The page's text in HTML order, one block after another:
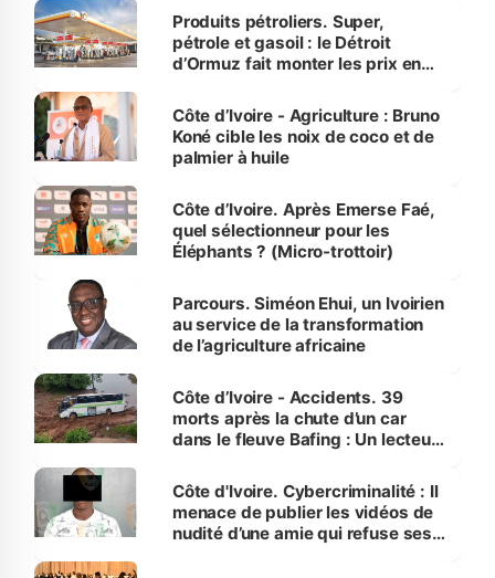
menacées
Produits pétroliers. Super,
pétrole et gasoil : le Détroit
d’Ormuz fait monter les prix en
Côte d’Ivoire - Agriculture : Bruno
Koné cible les noix de coco et de
palmier à huile
Côte d’Ivoire. Après Emerse Faé,
quel sélectionneur pour les
Éléphants ? (Micro-trottoir)
Parcours. Siméon Ehui, un Ivoirien
au service de la transformation
de l’agriculture africaine
Côte d’Ivoire - Accidents. 39
morts après la chute d’un car
dans le fleuve Bafing : Un lecteur
des Transports
Côte d'Ivoire. Cybercriminalité : Il
menace de publier les vidéos de
nudité d’une amie qui refuse ses